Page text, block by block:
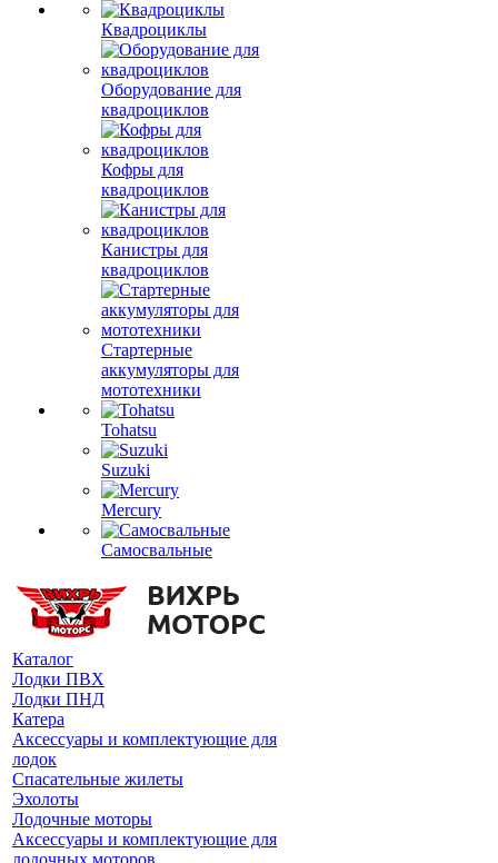
Квадроциклы
Оборудование для
квадроциклов
Кофры для
квадроциклов
Канистры для
квадроциклов
Стартерные
аккумуляторы для
мототехники
Tohatsu
Suzuki
Mercury
Самосвальные
Каталог
Лодки ПВХ
Лодки ПНД
Катера
Аксессуары и комплектующие для
лодок
Спасательные жилеты
Эхолоты
Лодочные моторы
Аксессуары и комплектующие для
лодочных моторов